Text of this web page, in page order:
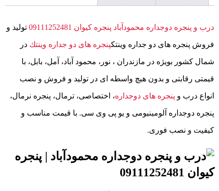
درب و پنجره دوجداره محمودآباد پنجره کیوان 09111252481 تولید و
فروش پنجره های دو جداره وينتكپنجره های دو جداره وينتك در
شمال کشور بویژه در مازندران ، نور، محمود آباد، آمل، بابل، با
قیمتی رقابتی و بدون هیچ واسطه ای در تولید و فروش و نصب
انواع درب و پنجره های دوجداره، اختصاصی، ترمال، پنجره نرمال،
پنجره دوجداره آلومینیومی و یو پی وی سی. با قیمت مناسب و
کیفیت و نصب فوری.